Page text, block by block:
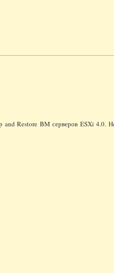
Restore BM серверов ESXi 4.0.